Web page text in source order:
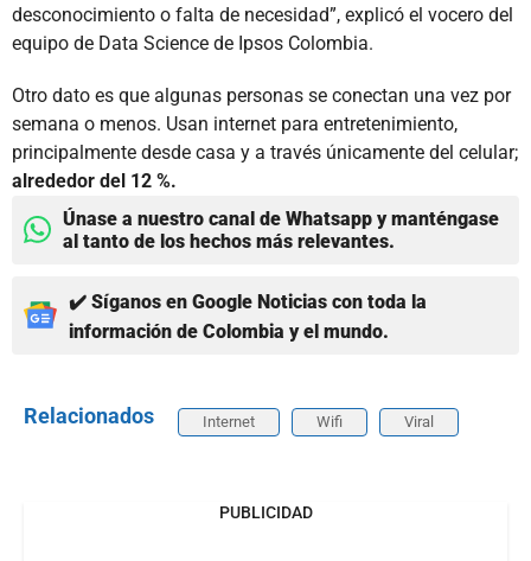
desconocimiento o falta de necesidad”, explicó el vocero del
equipo de Data Science de Ipsos Colombia.
Otro dato es que algunas personas se conectan una vez por
semana o menos. Usan internet para entretenimiento,
principalmente desde casa y a través únicamente del celular;
alrededor del 12 %.
Únase a nuestro canal de Whatsapp y manténgase
al tanto de los hechos más relevantes.
✔️ Síganos en Google Noticias con toda la
información de Colombia y el mundo.
Relacionados Internet Wifi Viral
PUBLICIDAD